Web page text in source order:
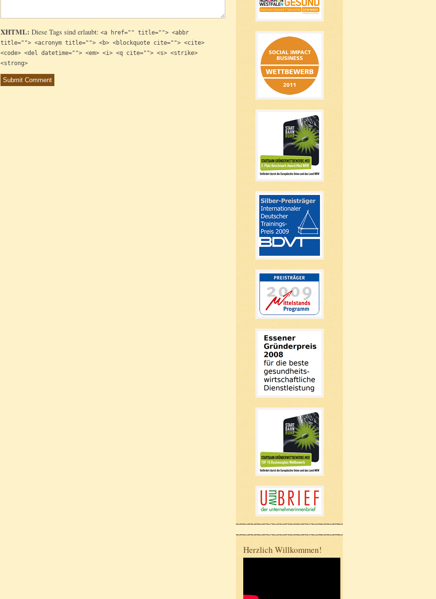
XHTML: Diese Tags sind erlaubt: <a href="" title=""> <abbr
title=""> <acronym title=""> <b> <blockquote cite=""> <cite>
<code> <del datetime=""> <em> <i> <q cite=""> <s> <strike>
<strong>
Herzlich Willkommen!